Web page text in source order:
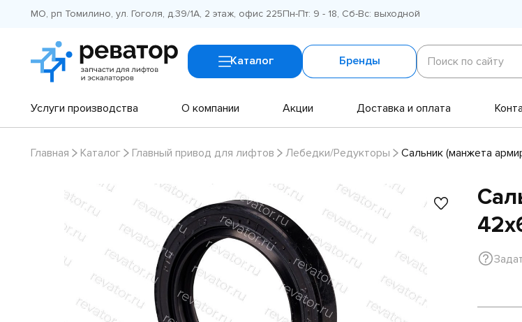
МО, рп Томилино, ул. Гоголя, д.39/1А, 2 этаж, офис 225Пн-Пт: 9 - 18, Сб-Вс: выходной
Каталог Бренды
Поиск
по
сайту
Поиск по сайту
Услуги производства О компании Акции Доставка и оплата
Главная Каталог Главный привод для лифтов Лебедки/Редукторы Сальник (манжета